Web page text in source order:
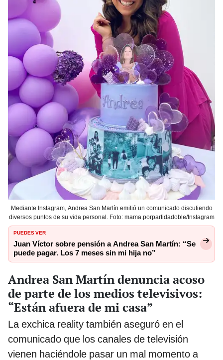
Mediante Instagram, Andrea San Martín emitió un comunicado discutiendo
diversos puntos de su vida personal. Foto: mama.porpartidadoble/Instagram
PUEDES VER
Juan Víctor sobre pensión a Andrea San Martín: “Se
puede pagar. Los 7 meses sin mi hija no”
Andrea San Martín denuncia acoso
de parte de los medios televisivos:
“Están afuera de mi casa”
La exchica reality también aseguró en el
comunicado que los canales de televisión
vienen haciéndole pasar un mal momento a